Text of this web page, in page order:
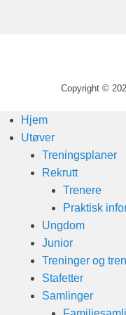
Copyright ©
Hjem
Utøver
Treningsplaner
Rekrutt
Trenere
Praktisk
Ungdom
Junior
Treninger og
Stafetter
Samlinger